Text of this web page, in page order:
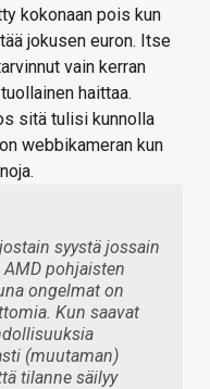
kokonaan pois kun
jokusen euron. Itse
vain kerran
haittaa.
sitä tulisi kunnolla
webbikameran kun
syystä jossain
pohjaisten
ongelmat on
Kun saavat
(muutaman)
tilanne säilyy